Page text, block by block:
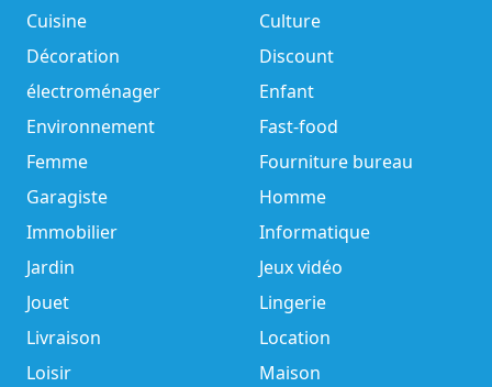
Cuisine
Culture
Décoration
Discount
électroménager
Enfant
Environnement
Fast-food
Femme
Fourniture bureau
Garagiste
Homme
Immobilier
Informatique
Jardin
Jeux vidéo
Jouet
Lingerie
Livraison
Location
Loisir
Maison